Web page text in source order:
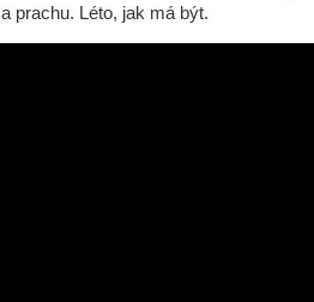
prachu. Léto, jak má být.